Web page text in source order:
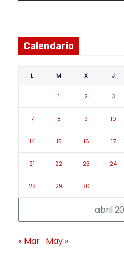
Calendario
abril
L M X J
1 2 3
7 8 9 10
14 15 16 17
21 22 23 24
28 29 30
« Mar May »